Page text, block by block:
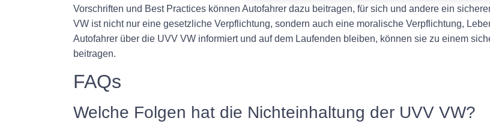
Vorschriften und Best Practices können Autofahrer dazu beitragen, für sich und andere ein
VW ist nicht nur eine gesetzliche Verpflichtung, sondern auch eine moralische Verpflichtung,
Autofahrer über die UVV VW informiert und auf dem Laufenden bleiben, können sie zu einem
beitragen.
FAQs
Welche Folgen hat die Nichteinhaltung der UVV VW?